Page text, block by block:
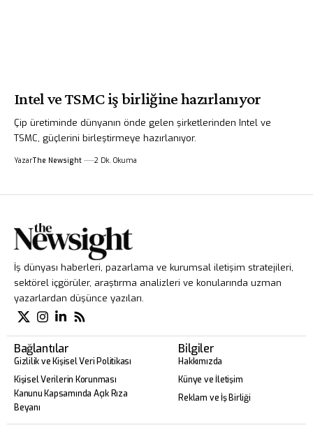
Intel ve TSMC iş birliğine hazırlanıyor
Çip üretiminde dünyanın önde gelen şirketlerinden Intel ve
TSMC, güçlerini birleştirmeye hazırlanıyor.
YazarThe Newsight 2 Dk. Okuma
İş dünyası haberleri, pazarlama ve kurumsal iletişim stratejileri,
sektörel içgörüler, araştırma analizleri ve konularında uzman
yazarlardan düşünce yazıları.
Bağlantılar
Gizlilik ve Kişisel Veri Politikası
Kişisel Verilerin Korunması
Kanunu Kapsamında Açık Rıza
Beyanı
Bilgiler
Hakkımızda
Künye ve İletişim
Reklam ve İş Birliği